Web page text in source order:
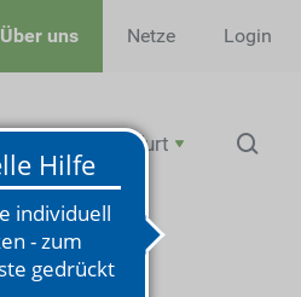
Über uns Netze Login
Wir für Steinfurt